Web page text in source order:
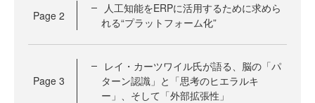
Page 2
人工知能をERPに活用するために求めら
れる“プラットフォーム化”
Page 3
レイ・カーツワイル氏が語る、脳の「パ
ターン認識」と「思考のヒエラルキ
ー」、そして「外部拡張性」